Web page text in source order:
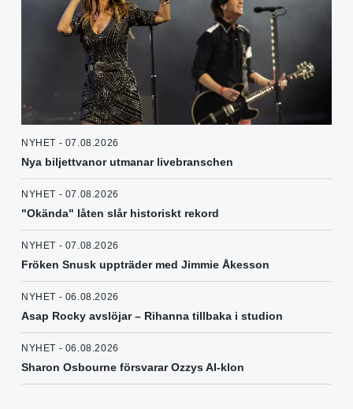
NYHET - 07.08.2026
Nya biljettvanor utmanar livebranschen
NYHET - 07.08.2026
"Okända" låten slår historiskt rekord
NYHET - 07.08.2026
Fröken Snusk uppträder med Jimmie Åkesson
NYHET - 06.08.2026
Asap Rocky avslöjar – Rihanna tillbaka i studion
NYHET - 06.08.2026
Sharon Osbourne försvarar Ozzys AI-klon